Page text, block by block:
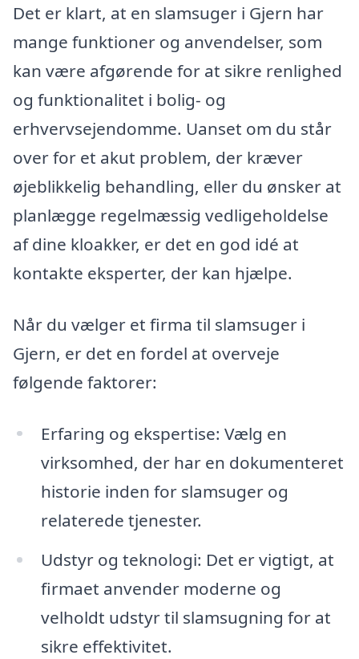
Det er klart, at en slamsuger i Gjern har
mange funktioner og anvendelser, som
kan være afgørende for at sikre renlighed
og funktionalitet i bolig- og
erhvervsejendomme. Uanset om du står
over for et akut problem, der kræver
øjeblikkelig behandling, eller du ønsker at
planlægge regelmæssig vedligeholdelse
af dine kloakker, er det en god idé at
kontakte eksperter, der kan hjælpe.
Når du vælger et firma til slamsuger i
Gjern, er det en fordel at overveje
følgende faktorer:
Erfaring og ekspertise: Vælg en
virksomhed, der har en dokumenteret
historie inden for slamsuger og
relaterede tjenester.
Udstyr og teknologi: Det er vigtigt, at
firmaet anvender moderne og
velholdt udstyr til slamsugning for at
sikre effektivitet.